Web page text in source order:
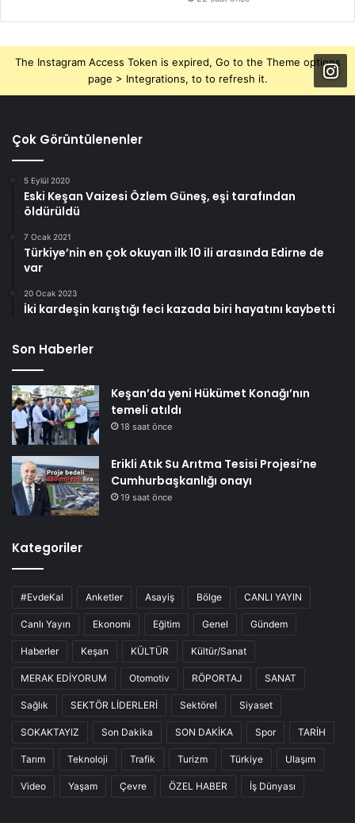
The Instagram Access Token is expired, Go to the Theme options
page > Integrations, to to refresh it.
Çok Görüntülenenler
5 Eylül 2020
Eski Keşan Vaizesi Özlem Güneş, eşi tarafından
öldürüldü
7 Ocak 2021
Türkiye’nin en çok okuyan ilk 10 ili arasında Edirne de
var
20 Ocak 2023
İki kardeşin karıştığı feci kazada biri hayatını kaybetti
Son Haberler
Keşan’da yeni Hükümet Konağı’nın
temeli atıldı
18 saat önce
Erikli Atık Su Arıtma Tesisi Projesi’ne
Cumhurbaşkanlığı onayı
19 saat önce
Kategoriler
#EvdeKal Anketler Asayiş Bölge CANLI YAYIN
Canlı Yayın Ekonomi Eğitim Genel Gündem
Haberler Keşan KÜLTÜR Kültür/Sanat
MERAK EDİYORUM Otomotiv RÖPORTAJ SANAT
Sağlık SEKTÖR LİDERLERİ Sektörel Siyaset
SOKAKTAYIZ Son Dakika SON DAKİKA Spor TARİH
Tarım Teknoloji Trafik Turizm Türkiye Ulaşım
Video Yaşam Çevre ÖZEL HABER İş Dünyası